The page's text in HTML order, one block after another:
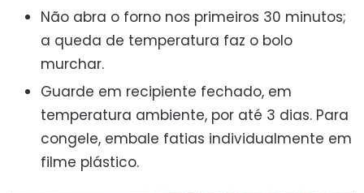
Não abra o forno nos primeiros 30 minutos;
a queda de temperatura faz o bolo
murchar.
Guarde em recipiente fechado, em
temperatura ambiente, por até 3 dias. Para
congele, embale fatias individualmente em
filme plástico.